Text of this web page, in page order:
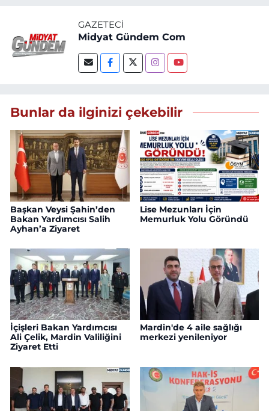
GAZETECI
Midyat Gündem Com
Bunlar da ilginizi çekebilir
Başkan Veysi Şahin’den
Bakan Yardımcısı Salih
Ayhan’a Ziyaret
Lise Mezunları İçin
Memurluk Yolu Göründü
İçişleri Bakan Yardımcısı
Ali Çelik, Mardin Valiliğini
Ziyaret Etti
Mardin'de 4 aile sağlığı
merkezi yenileniyor